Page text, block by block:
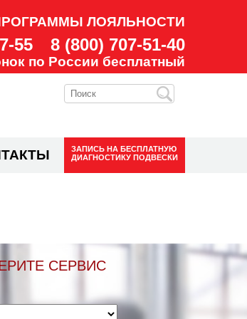
ЛОЯЛЬНОСТИ
55 8 (800) 707-51-40
по России бесплатный
ЗАПИСЬ НА БЕСПЛАТНУЮ
ДИАГНОСТИКУ ПОДВЕСКИ
СЕРВИС